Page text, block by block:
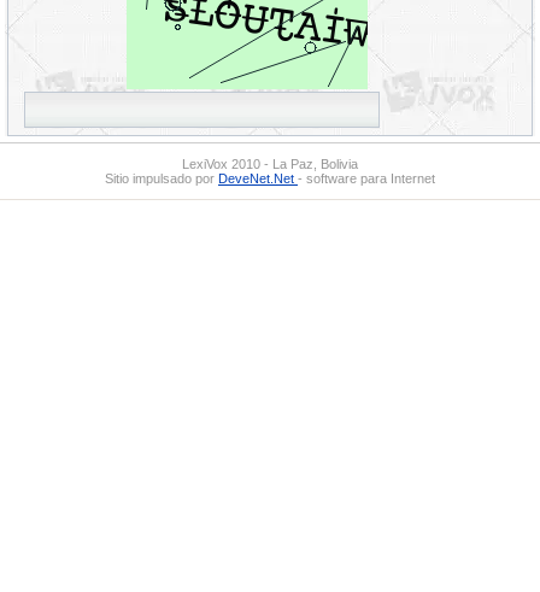
LexiVox 2010 - La Paz, Bolivia
Sitio impulsado por DeveNet.Net - software para Internet